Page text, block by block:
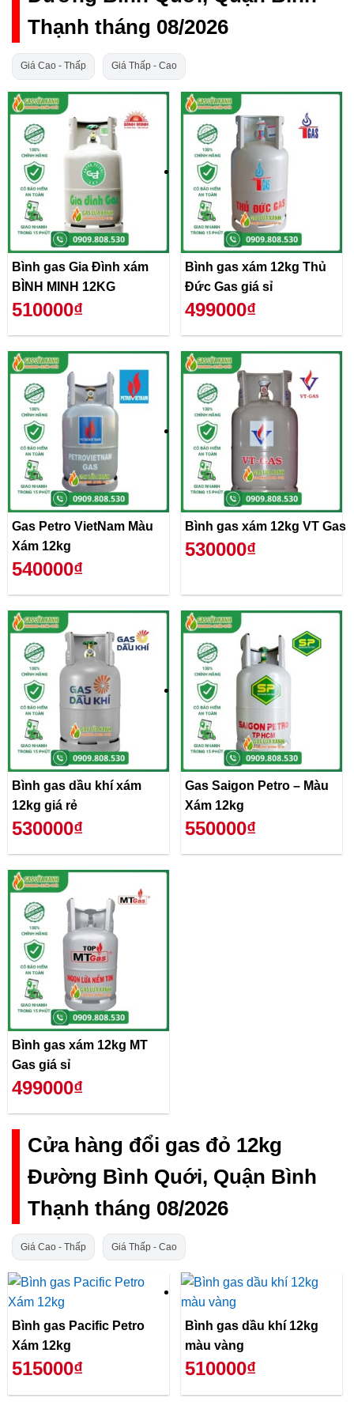
Thạnh tháng 08/2026
Giá Cao - Thấp Giá Thấp - Cao
Bình gas Gia Đình xám
BÌNH MINH 12KG
510000₫
Bình gas xám 12kg Thủ
Đức Gas giá sỉ
499000₫
Gas Petro VietNam Màu
Xám 12kg
540000₫
Bình gas xám 12kg VT Gas
530000₫
Bình gas dầu khí xám
12kg giá rẻ
530000₫
Gas Saigon Petro – Màu
Xám 12kg
550000₫
Bình gas xám 12kg MT
Gas giá sỉ
499000₫
Cửa hàng đổi gas đỏ 12kg
Đường Bình Quới, Quận Bình
Thạnh tháng 08/2026
Giá Cao - Thấp Giá Thấp - Cao
Bình gas Pacific Petro
Xám 12kg
515000₫
Bình gas dầu khí 12kg
màu vàng
510000₫